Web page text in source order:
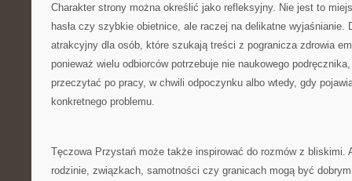
Charakter strony można określić jako refleksyjny. Nie jest to
hasła czy szybkie obietnice, ale raczej na delikatne wyjaśnianie.
atrakcyjny dla osób, które szukają treści z pogranicza zdrowia
ponieważ wielu odbiorców potrzebuje nie naukowego
przeczytać po pracy, w chwili odpoczynku albo wtedy, gdy
konkretnego problemu.
Tęczowa Przystań może także inspirować do rozmów z bliskimi.
rodzinie, związkach, samotności czy granicach mogą być